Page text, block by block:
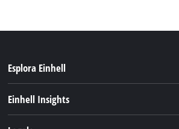
Esplora Einhell
Einhell Insights